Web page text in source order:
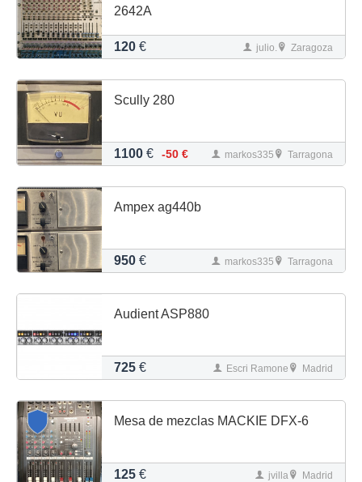
2642A
120 € julio. Zaragoza
Scully 280
1100 € -50 € markos335 Tarragona
Ampex ag440b
950 € markos335 Tarragona
Audient ASP880
725 € Escri Ramone Madrid
Mesa de mezclas MACKIE DFX-6
125 € jvilla Madrid